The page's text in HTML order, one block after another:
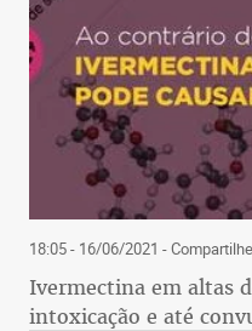
18:05 - 16/06/2021 - Compartilhe
Ivermectina em altas
intoxicação e até